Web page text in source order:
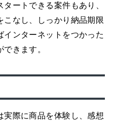
ートできる案件もあり、
こなし、しっかり納品期限
インターネットをつかった
きます。
実際に商品を体験し、感想